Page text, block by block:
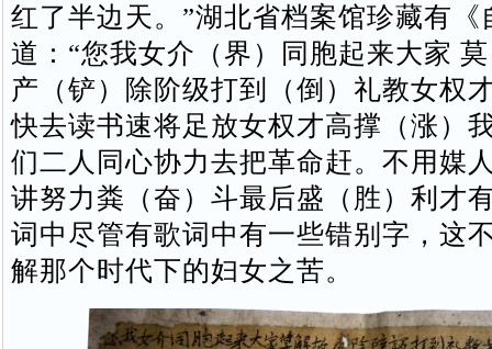
红了半边天。”湖北省档案馆珍藏有《
道：“您我女介（界）同胞起来大家
产（铲）除阶级打到（倒）礼教女权
快去读书速将足放女权才高撑（涨）
们二人同心协力去把革命赶。不用媒
讲努力粪（奋）斗最后盛（胜）利才
词中尽管有歌词中有一些错别字，这
解那个时代下的妇女之苦。